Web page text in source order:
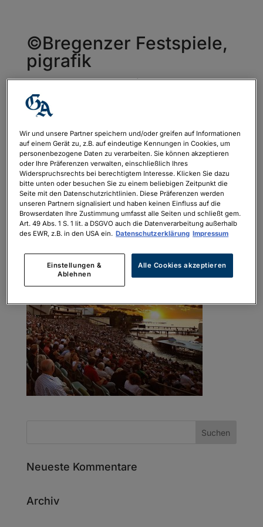
©Bregenzer Festspiele,
pigrafik
vonConstantin Arkoumanis|März 11, 2026
Neueste Kommentare
Archiv
Wir und unsere Partner speichern und/oder greifen auf Informationen
auf einem Gerät zu, z.B. auf eindeutige Kennungen in Cookies, um
personenbezogene Daten zu verarbeiten. Sie können akzeptieren
oder Ihre Präferenzen verwalten, einschließlich Ihres
Widerspruchsrechts bei berechtigtem Interesse. Klicken Sie dazu
bitte unten oder besuchen Sie zu einem beliebigen Zeitpunkt die
Seite mit den Datenschutzrichtlinien. Diese Präferenzen werden
unseren Partnern signalisiert und haben keinen Einfluss auf die
Browserdaten Ihre Zustimmung umfasst alle Seiten und schließt gem.
Art. 49 Abs. 1 S. 1 lit. a DSGVO auch die Datenverarbeitung außerhalb
des EWR, z.B. in den USA ein. Datenschutzerklärung Impressum
Einstellungen &
Ablehnen
Alle Cookies akzeptieren